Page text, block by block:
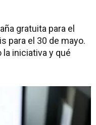
gratuita para el
para el 30 de mayo.
la iniciativa y qué